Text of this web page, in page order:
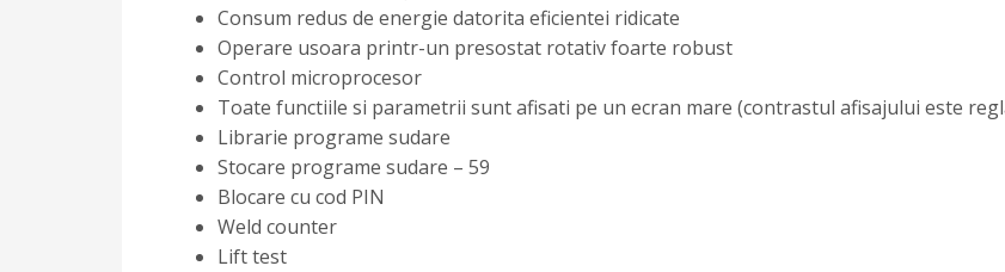
Consum redus de energie datorita eficientei ridicate
Operare usoara printr-un presostat rotativ foarte robust
Control microprocesor
Toate functiile si parametrii sunt afisati pe un ecran mare (contrastul afisajului este
Librarie programe sudare
Stocare programe sudare – 59
Blocare cu cod PIN
Weld counter
Lift test